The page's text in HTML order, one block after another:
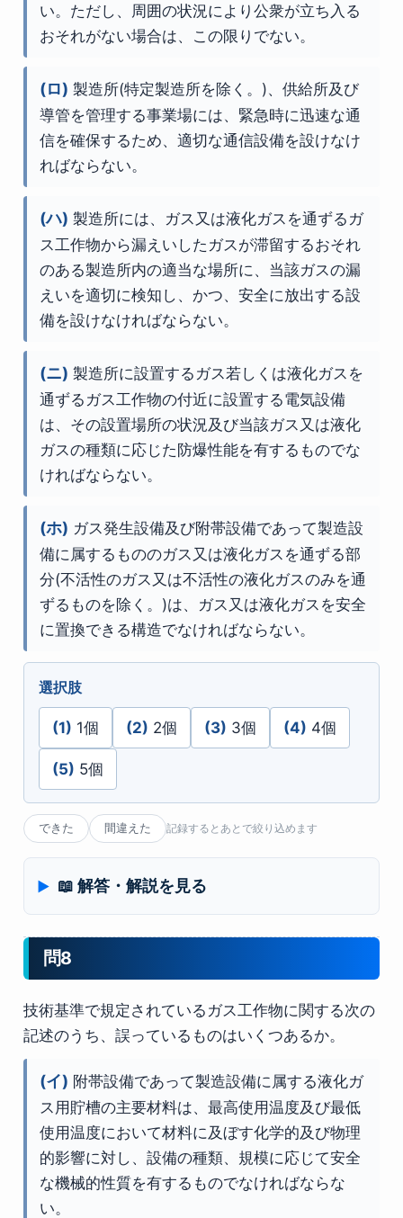
い。ただし、周囲の状況により公衆が立ち入る
おそれがない場合は、この限りでない。
(ロ) 製造所(特定製造所を除く。)、供給所及び
導管を管理する事業場には、緊急時に迅速な通
信を確保するため、適切な通信設備を設けなけ
ればならない。
(ハ) 製造所には、ガス又は液化ガスを通ずるガ
ス工作物から漏えいしたガスが滞留するおそれ
のある製造所内の適当な場所に、当該ガスの漏
えいを適切に検知し、かつ、安全に放出する設
備を設けなければならない。
(ニ) 製造所に設置するガス若しくは液化ガスを
通ずるガス工作物の付近に設置する電気設備
は、その設置場所の状況及び当該ガス又は液化
ガスの種類に応じた防爆性能を有するものでな
ければならない。
(ホ) ガス発生設備及び附帯設備であって製造設
備に属するもののガス又は液化ガスを通ずる部
分(不活性のガス又は不活性の液化ガスのみを通
ずるものを除く。)は、ガス又は液化ガスを安全
に置換できる構造でなければならない。
選択肢
(1) 1個 (2) 2個 (3) 3個 (4) 4個
(5) 5個
できた 間違えた 記録するとあとで絞り込めます
📖 解答・解説を見る
問8
技術基準で規定されているガス工作物に関する次の
記述のうち、誤っているものはいくつあるか。
(イ) 附帯設備であって製造設備に属する液化ガ
ス用貯槽の主要材料は、最高使用温度及び最低
使用温度において材料に及ぼす化学的及び物理
的影響に対し、設備の種類、規模に応じて安全
な機械的性質を有するものでなければならな
い。